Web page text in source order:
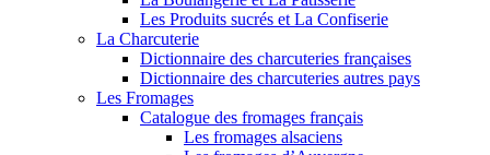
Les Produits sucrés et La Confiserie
La Charcuterie
Dictionnaire des charcuteries françaises
Dictionnaire des charcuteries autres pays
Les Fromages
Catalogue des fromages français
Les fromages alsaciens